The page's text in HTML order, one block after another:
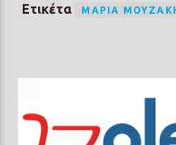
Ετικέτα ΜΑΡΊΑ